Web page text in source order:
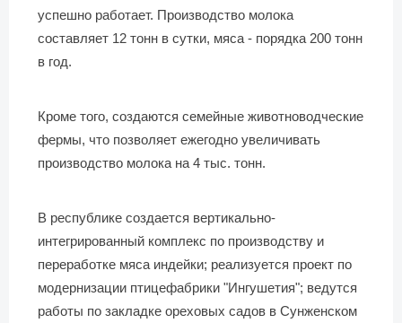
успешно работает. Производство молока
составляет 12 тонн в сутки, мяса - порядка 200 тонн
в год.
Кроме того, создаются семейные животноводческие
фермы, что позволяет ежегодно увеличивать
производство молока на 4 тыс. тонн.
В республике создается вертикально-
интегрированный комплекс по производству и
переработке мяса индейки; реализуется проект по
модернизации птицефабрики "Ингушетия"; ведутся
работы по закладке ореховых садов в Сунженском